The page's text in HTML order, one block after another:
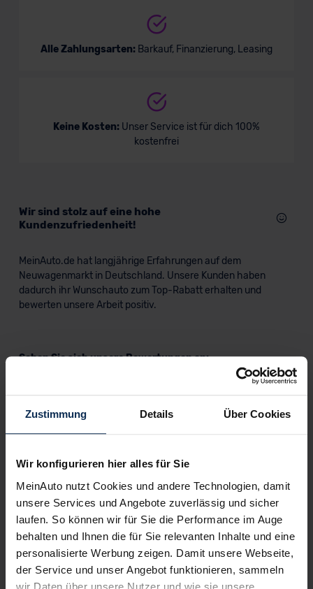
Zustimmung Details Über Cookies
Wir konfigurieren hier alles für Sie
MeinAuto nutzt Cookies und andere Technologien, damit
unsere Services und Angebote zuverlässig und sicher
laufen. So können wir für Sie die Performance im Auge
behalten und Ihnen die für Sie relevanten Inhalte und eine
personalisierte Werbung zeigen. Damit unsere Webseite,
der Service und unser Angebot funktionieren, sammeln
wir Daten über unsere Nutzer und wie sie unsere
Alle Zahlungsarten: Barkauf, Finanzierung, Leasing
Keine Kosten: Unser Service ist für dich 100%
kostenfrei
Wir sind stolz auf eine hohe
Kundenzufriedenheit!
MeinAuto.de hat langjährige Erfahrungen auf dem
Neuwagenmarkt in Deutschland. Unsere Kunden haben
dadurch ihr Wunschauto zum Top-Rabatt erhalten und
bewerten unsere Arbeit positiv.
Sehen Sie sich unsere Bewertungen an:
Erfahren Sie mehr über das Urteil unserer Kunden
Testberichte